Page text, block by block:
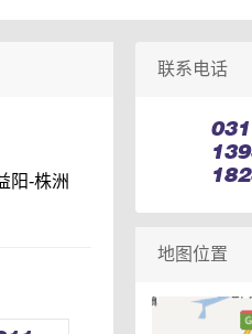
阳-株洲
联系电话
地图位置